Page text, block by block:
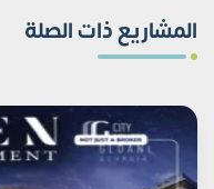
المشاريع ذات الصلة